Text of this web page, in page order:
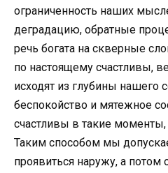
ограниченность наших
деградацию, обратные
речь богата на скверные
по настоящему счастливы,
исходят из глубины нашего
беспокойство и мятежное
счастливы в такие моменты,
Таким способом мы
проявиться наружу, а